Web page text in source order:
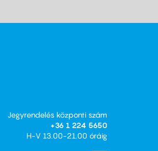
Jegyrendelés központi szám
+36 1 224 5650
H-V 13.00-21.00 óráig